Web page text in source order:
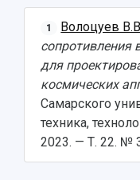
1 Волоцуев
сопротивления
для
космических
Самарского
техника,
2023. — Т. 22. №